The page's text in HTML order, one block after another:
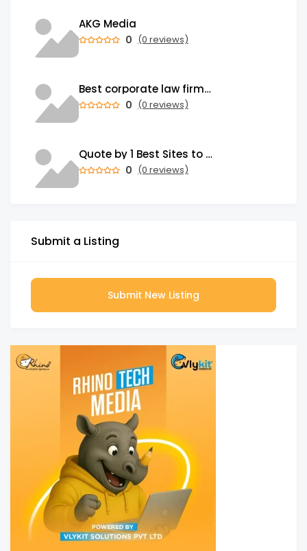
AKG Media
0 (0 reviews)
Best corporate law firms in India: Foresight Law Offices
0 (0 reviews)
Quote by 1 Best Sites to Buy Gmail Accounts in Bulk - USA IT FIRM
0 (0 reviews)
Submit a Listing
Submit New Listing